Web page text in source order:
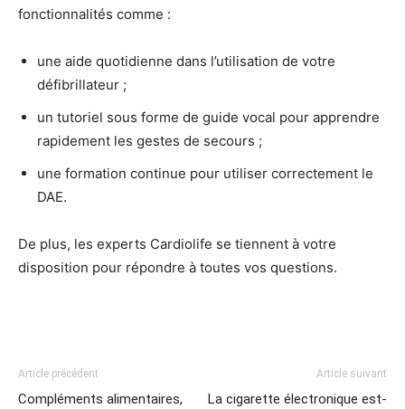
fonctionnalités comme :
une aide quotidienne dans l’utilisation de votre
défibrillateur ;
un tutoriel sous forme de guide vocal pour apprendre
rapidement les gestes de secours ;
une formation continue pour utiliser correctement le
DAE.
De plus, les experts Cardiolife se tiennent à votre
disposition pour répondre à toutes vos questions.
Article précédent
Compléments alimentaires,
Article suivant
La cigarette électronique est-